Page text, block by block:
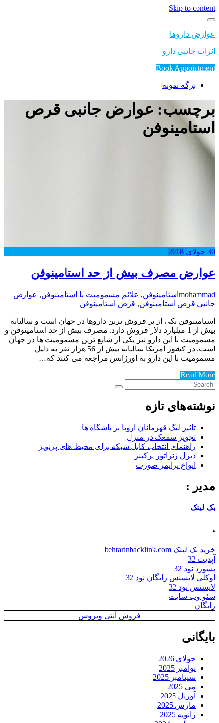
Skip to content
عوارض داروها
اثرات جانبی دارو
Book Appointment
برگه نمونه
برچسب: عوارض جانبی قرص
استامینوفن
30 جولای 2018
عوارض مصرف بیش از حد استامینوفن
mohammad استامینوفن, علائم مسمومیت با استامینوفن, عوارض
جانبی قرص استامینوفن, قرص استامینوفن
استامینوفن یکی از پر فروش ترین داروها در جهان است و سالیانه
بیش از 1 میلیارد دلار فروش دارد. مصرف بیش از حد استامینوفن و
مسمومیت با این دارو نیز یکی از شایع ترین مسمومیت ها در جهان
است. در کشور امریکا سالیانه بیش از 56 هزار نفر به دلیل
مسمومیت با این دارو به اورژانس مراجعه می کنند که…
Read More
نوشته‌های تازه
تاثیر لیگ قهرمانان اروپا بر باشگاه ها
تجویز سمعک در منزل
راهنمای انتخاب کابل شبکه برای محیط های پرنویز
دیزل ژنراتور پرکینز
انواع پرایمر صورت
مدیر :
بک لینک
.
خرید بک لینک behtarinbacklink.com
آپدیت 32
پسورد نود 32
اوکلی لایسنس رایگان نود 32
لایسنس نود 32
سئو وب سایت
رایگان
فروش آنتی ویروس
بایگانی
جولای 2026
نوامبر 2025
سپتامبر 2025
می 2025
آوریل 2025
مارس 2025
ژانویه 2025